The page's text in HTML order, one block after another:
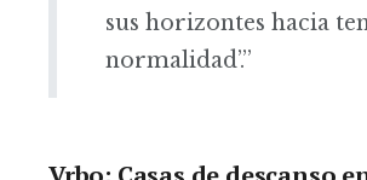
sus horizontes hacia
normalidad’.”